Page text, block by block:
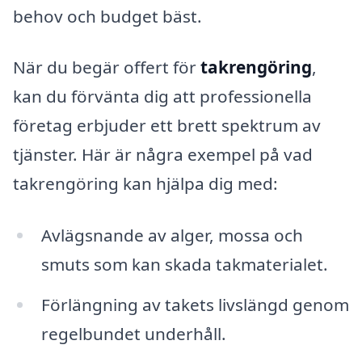
behov och budget bäst.
När du begär offert förtakrengöring,
kan du förvänta dig att professionella
företag erbjuder ett brett spektrum av
tjänster. Här är några exempel på vad
takrengöring kan hjälpa dig med:
Avlägsnande av alger, mossa och
smuts som kan skada takmaterialet.
Förlängning av takets livslängd genom
regelbundet underhåll.